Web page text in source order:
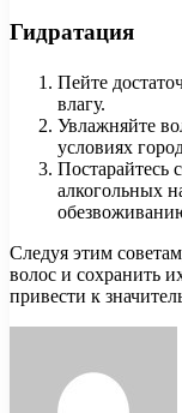
Гидратация
Пейте
влагу.
Увлажняйте
условиях
Постарайтесь
алкогольных
Следуя этим
волос и сохранить
привести к